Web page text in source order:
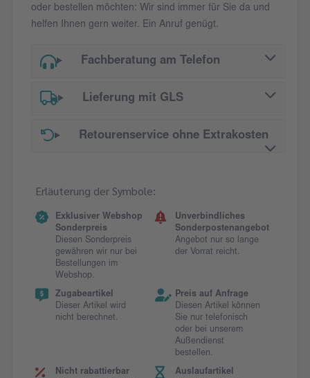
oder bestellen möchten: Wir sind immer für Sie da und
helfen Ihnen gern weiter. Ein Anruf genügt.
Fachberatung am Telefon
Lieferung mit GLS
Retourenservice ohne Extrakosten
Erläuterung der Symbole:
Exklusiver Webshop
Sonderpreis
Diesen Sonderpreis
gewähren wir nur bei
Bestellungen im
Webshop.
Unverbindliches
Sonderpostenangebot
Angebot nur so lange
der Vorrat reicht.
Zugabeartikel
Dieser Artikel wird
nicht berechnet.
Preis auf Anfrage
Diesen Artikel können
Sie nur telefonisch
oder bei unserem
Außendienst
bestellen.
Nicht rabattierbar
Auslaufartikel